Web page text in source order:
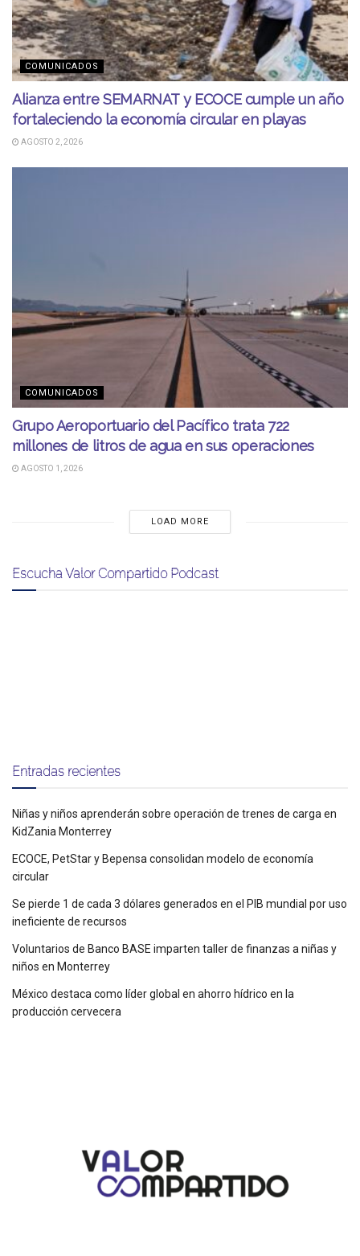
COMUNICADOS
Alianza entre SEMARNAT y ECOCE cumple un año
fortaleciendo la economía circular en playas
AGOSTO 2, 2026
COMUNICADOS
Grupo Aeroportuario del Pacífico trata 722
millones de litros de agua en sus operaciones
AGOSTO 1, 2026
LOAD MORE
Escucha Valor Compartido Podcast
Entradas recientes
Niñas y niños aprenderán sobre operación de trenes de carga en
KidZania Monterrey
ECOCE, PetStar y Bepensa consolidan modelo de economía
circular
Se pierde 1 de cada 3 dólares generados en el PIB mundial por uso
ineficiente de recursos
Voluntarios de Banco BASE imparten taller de finanzas a niñas y
niños en Monterrey
México destaca como líder global en ahorro hídrico en la
producción cervecera